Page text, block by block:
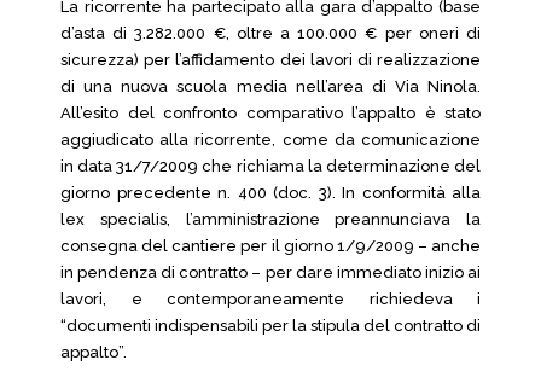
La ricorrente ha partecipato alla gara d’appalto (base
d’asta di 3.282.000 €, oltre a 100.000 € per oneri di
sicurezza) per l’affidamento dei lavori di realizzazione
di una nuova scuola media nell’area di Via Ninola.
All’esito del confronto comparativo l’appalto è stato
aggiudicato alla ricorrente, come da comunicazione
in data 31/7/2009 che richiama la determinazione del
giorno precedente n. 400 (doc. 3). In conformità alla
lex specialis, l’amministrazione preannunciava la
consegna del cantiere per il giorno 1/9/2009 – anche
in pendenza di contratto – per dare immediato inizio ai
lavori, e contemporaneamente richiedeva i
“documenti indispensabili per la stipula del contratto di
appalto”.